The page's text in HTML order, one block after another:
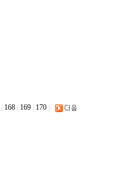
168 169 170